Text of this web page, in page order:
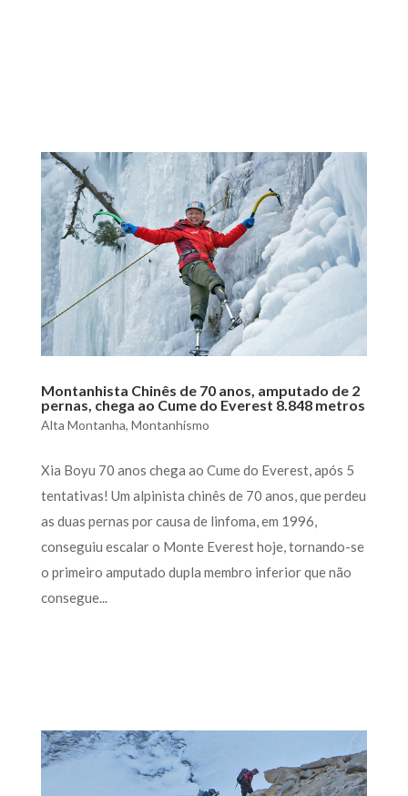
Montanhista Chinês de 70 anos, amputado de 2
pernas, chega ao Cume do Everest 8.848 metros
Alta Montanha, Montanhismo
Xia Boyu 70 anos chega ao Cume do Everest, após 5
tentativas! Um alpinista chinês de 70 anos, que perdeu
as duas pernas por causa de linfoma, em 1996,
conseguiu escalar o Monte Everest hoje, tornando-se
o primeiro amputado dupla membro inferior que não
consegue...